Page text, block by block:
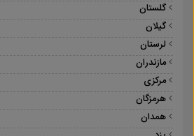
گلستان
گیلان
لرستان
مازندران
مرکزی
هرمزگان
همدان